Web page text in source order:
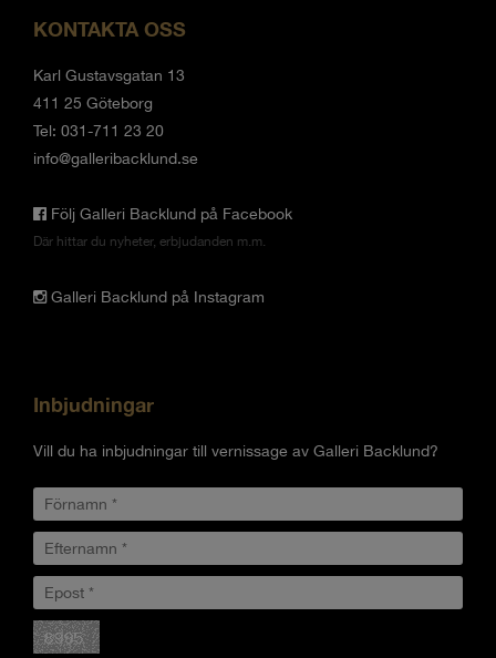
KONTAKTA OSS
Karl Gustavsgatan 13
411 25 Göteborg
Tel: 031-711 23 20
info@galleribacklund.se
Följ Galleri Backlund på Facebook
Där hittar du nyheter, erbjudanden m.m.
Galleri Backlund på Instagram
Inbjudningar
Vill du ha inbjudningar till vernissage av Galleri Backlund?